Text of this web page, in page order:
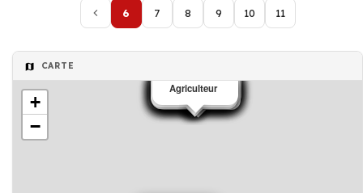
6 7 8 9 10 11
CARTE
Agriculteur
Agriculteur
Agriculteur
Agriculteur
Agriculteur
Agriculteur
Agriculteur
Agriculteur
Agriculteur
Agriculteur
Agriculteur
Agriculteur
Agriculteur
Agriculteur
Agriculteur
Agriculteur
Agriculteur
Agriculteur
Agriculteur
+
−